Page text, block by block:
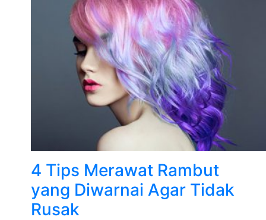
4 Tips Merawat Rambut
yang Diwarnai Agar Tidak
Rusak